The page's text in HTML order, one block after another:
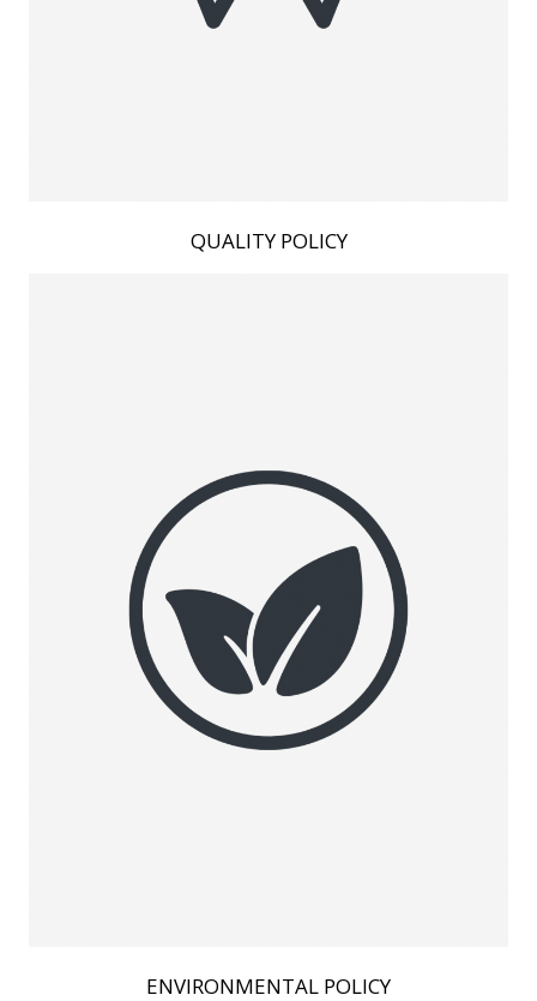
QUALITY POLICY
ENVIRONMENTAL POLICY